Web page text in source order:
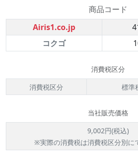
商品コード
Airis1.co.jp
コクゴ
消費税区分
消費税区分
標準
当社販売価格
9,002円(税込)
※実際の消費税は消費税区分別に